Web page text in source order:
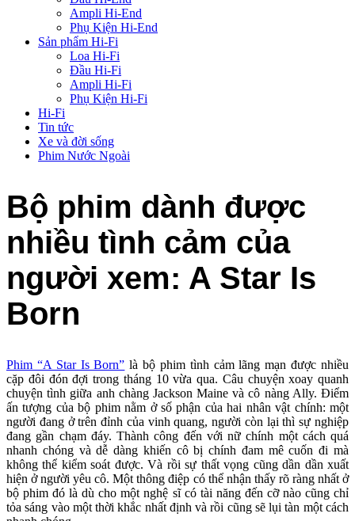
Ampli Hi-End
Phụ Kiện Hi-End
Sản phẩm Hi-Fi
Loa Hi-Fi
Đầu Hi-Fi
Ampli Hi-Fi
Phụ Kiện Hi-Fi
Hi-Fi
Tin tức
Xe và đời sống
Phim Nước Ngoài
Bộ phim dành được
nhiều tình cảm của
người xem: A Star Is
Born
Phim “A Star Is Born” là bộ phim tình cảm lãng mạn được nhiều
cặp đôi đón đợi trong tháng 10 vừa qua. Câu chuyện xoay quanh
chuyện tình giữa anh chàng Jackson Maine và cô nàng Ally. Điểm
ấn tượng của bộ phim nằm ở số phận của hai nhân vật chính: một
người đang ở trên đỉnh của vinh quang, người còn lại thì sự nghiệp
đang gần chạm đáy. Thành công đến với nữ chính một cách quá
nhanh chóng và dễ dàng khiến cô bị chính đam mê cuốn đi mà
không thể kiểm soát được. Và rồi sự thất vọng cũng dần dần xuất
hiện ở người yêu cô. Một thông điệp có thể nhận thấy rõ ràng nhất ở
bộ phim đó là dù cho một nghệ sĩ có tài năng đến cỡ nào cũng chỉ
tỏa sáng vào một thời khắc nhất định và rồi cũng sẽ lụi tàn một cách